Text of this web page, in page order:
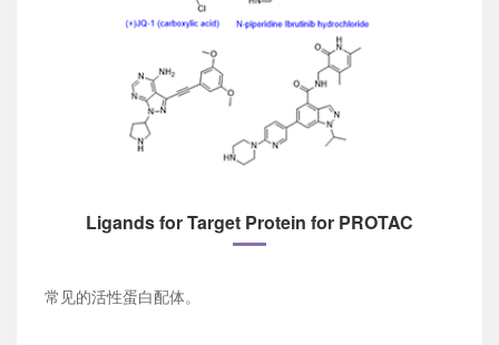
Ligands for Target Protein for PROTAC
常见的活性蛋白配体。